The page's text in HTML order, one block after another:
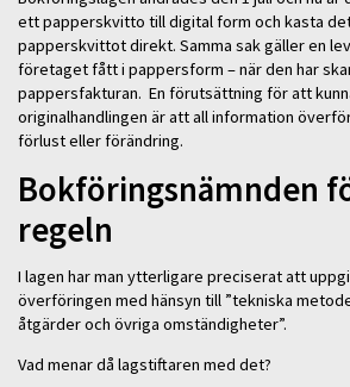
ett papperskvitto till digital form och kasta
papperskvittot direkt. Samma sak gäller en
företaget fått i pappersform – när den har
pappersfakturan. En förutsättning för att
originalhandlingen är att all information
förlust eller förändring.
Bokföringsnämnden
regeln
I lagen har man ytterligare preciserat att
överföringen med hänsyn till ”tekniska
åtgärder och övriga omständigheter”.
Vad menar då lagstiftaren med det?